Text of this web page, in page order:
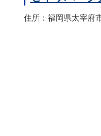
住所：福岡県太宰府